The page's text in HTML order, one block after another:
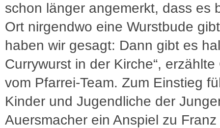
schon länger angemerkt, dass es
Ort nirgendwo eine Wurstbude
haben wir gesagt: Dann gibt es
Currywurst in der Kirche“, erzählte
vom Pfarrei-Team. Zum Einstieg
Kinder und Jugendliche der
Auersmacher ein Anspiel zu